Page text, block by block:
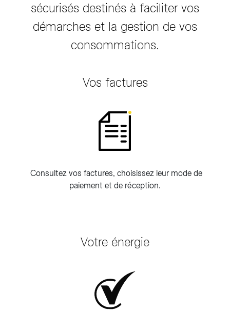
sécurisés destinés à faciliter vos
démarches et la gestion de vos
consommations.
Vos factures
Consultez vos factures, choisissez leur mode de
paiement et de réception.
Votre énergie